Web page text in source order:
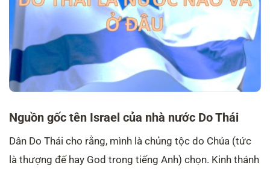
Nguồn gốc tên Israel của nhà nước Do Thái
Dân Do Thái cho rằng, mình là chủng tộc do Chúa (tức
là thượng đế hay God trong tiếng Anh) chọn. Kinh thánh